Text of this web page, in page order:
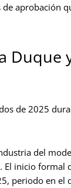
aprobación
Duque
de 2025
del
El inicio formal
periodo en el